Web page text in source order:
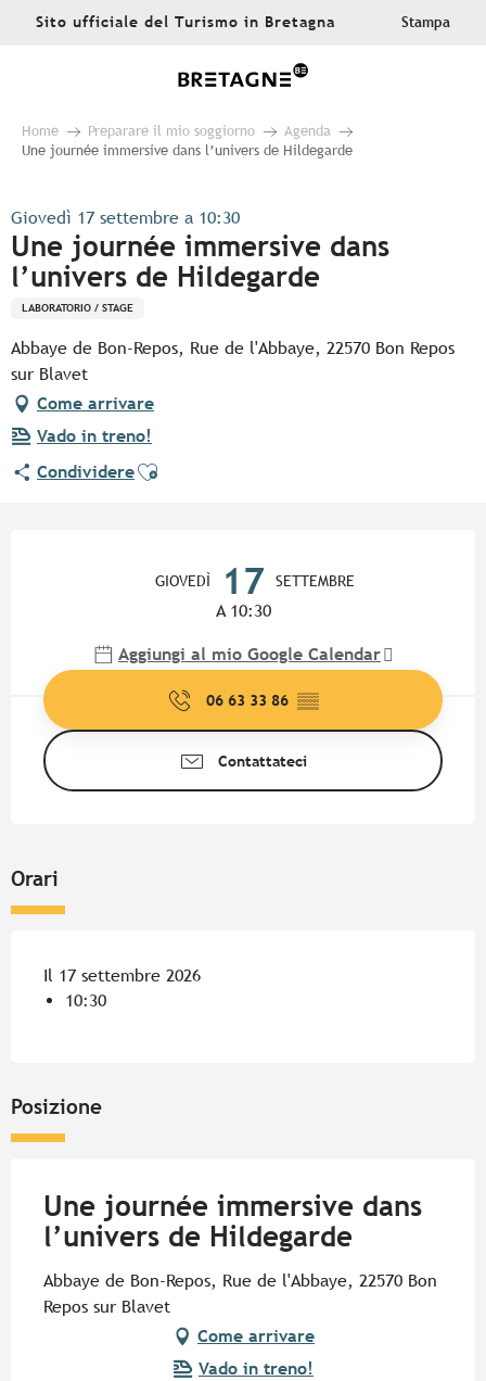
AllerSito ufficiale del Turismo in Bretagna Stampa
Home Preparare il mio soggiorno
Agenda
Une journée immersive dans l’univers de Hildegarde
Giovedì 17 settembre a 10:30
Une journée immersive dans
l’univers de Hildegarde
LABORATORIO / STAGE
Abbaye de Bon-Repos, Rue de l'Abbaye, 22570 Bon Repos
sur Blavet
Come arrivare
Vado in treno!
CondividereAjouter aux favoris
GIOVEDÌ 17 SETTEMBRE
A 10:30
Aggiungi al mio Google Calendar
06 63 33 86 ▒▒
Contattateci
Orari
Il 17 settembre 2026
10:30
Posizione
Une journée immersive dans
l’univers de Hildegarde
Abbaye de Bon-Repos, Rue de l'Abbaye, 22570 Bon
Repos sur Blavet
Come arrivare
Vado in treno!